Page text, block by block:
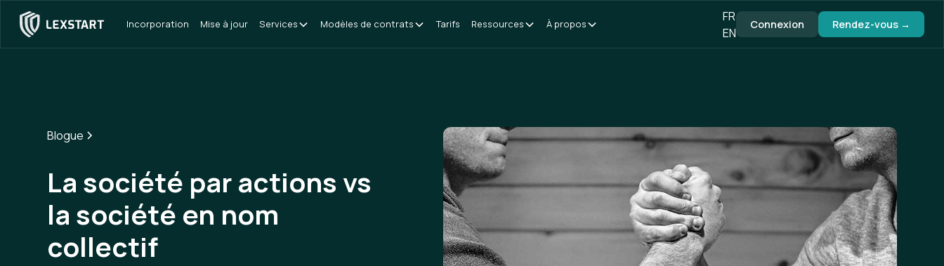
Incorporation Mise à jour Services Modèles de contrats Tarifs Ressources À propos
FR
EN
Connexion Rendez-vous →
Blogue
La société par actions vs
la société en nom
collectif